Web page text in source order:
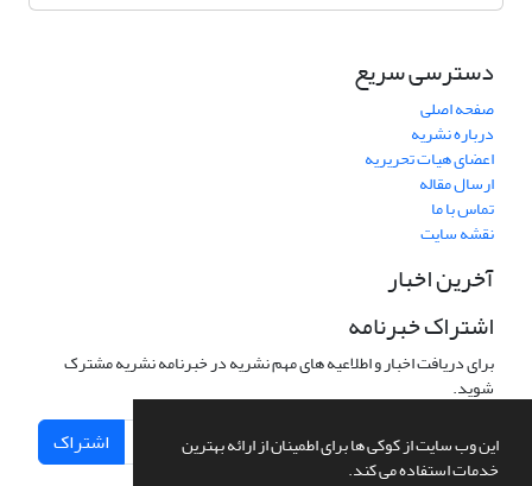
این وب سایت از کوکی ها برای اطمینان از ارائه بهترین
خدمات استفاده می کند.
دسترسی سریع
صفحه اصلی
درباره نشریه
اعضای هیات تحریریه
ارسال مقاله
تماس با ما
نقشه سایت
آخرین اخبار
اشتراک خبرنامه
برای دریافت اخبار و اطلاعیه های مهم نشریه در خبرنامه نشریه مشترک
شوید.
اشتراک